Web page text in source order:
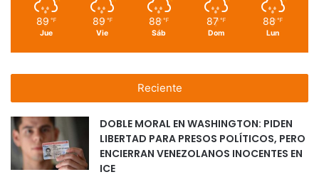
89 ℉
Jue
89 ℉
Vie
88 ℉
Sáb
87 ℉
Dom
88 ℉
Lun
Reciente
DOBLE MORAL EN WASHINGTON: PIDEN
LIBERTAD PARA PRESOS POLÍTICOS, PERO
ENCIERRAN VENEZOLANOS INOCENTES EN
ICE